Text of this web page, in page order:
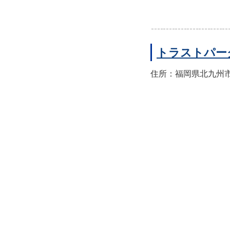
トラストパ
住所：福岡県北九州